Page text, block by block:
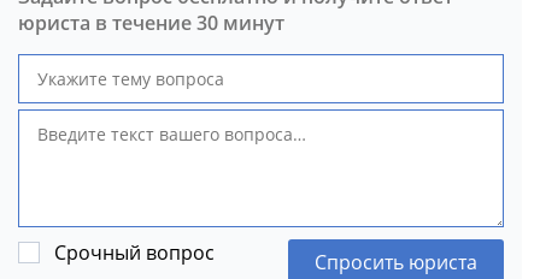
юриста в течение 30 минут
Срочный вопрос Спросить юриста